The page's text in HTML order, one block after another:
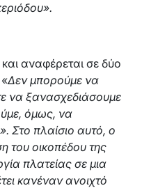
αναφέρεται σε δύο
Δεν μπορούμε να
να ξανασχεδιάσουμε
όμως, να
Στο πλαίσιο αυτό, ο
του οικοπέδου της
πλατείας σε μια
κανέναν ανοιχτό